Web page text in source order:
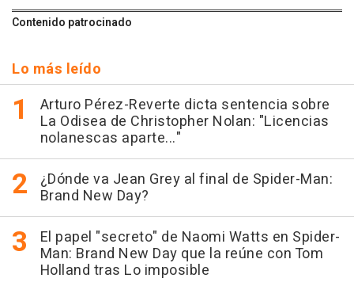
Contenido patrocinado
Lo más leído
Arturo Pérez-Reverte dicta sentencia sobre
La Odisea de Christopher Nolan: "Licencias
nolanescas aparte..."
¿Dónde va Jean Grey al final de Spider-Man:
Brand New Day?
El papel "secreto" de Naomi Watts en Spider-
Man: Brand New Day que la reúne con Tom
Holland tras Lo imposible